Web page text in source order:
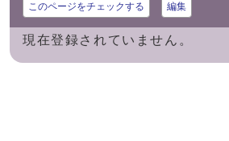
このページをチェックする 編集
現在登録されていません。